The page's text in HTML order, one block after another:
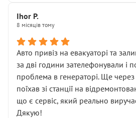
Далі ситуація тільки погіршилась:
• сказали, що тепер “потрібно
• що біля авто стояти вже не
• почали озвучувати купу
чіткого пояснення
( ну все зняли та доробили)
Окремий момент, який виглядає
мені заявили, що бачок
міняти разом із головним
Ihor P.
8 місяців тому
Авто привіз на евакуаторі та
за дві години зателефонували і
проблема в генераторі. Ще
поїхав зі станції на
що є сервіс, який реально
Дякую!